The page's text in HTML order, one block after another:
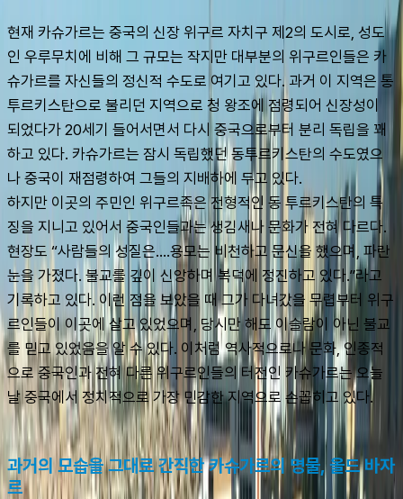
현재 카슈가르는 중국의 신장 위구르 자치구 제2의 도시로, 성도
인 우루무치에 비해 그 규모는 작지만 대부분의 위구르인들은 카
슈가르를 자신들의 정신적 수도로 여기고 있다. 과거 이 지역은 통
투르키스탄으로 불리던 지역으로 청 왕조에 점령되어 신장성이
되었다가 20세기 들어서면서 다시 중국으로부터 분리 독립을 꽤
하고 있다. 카슈가르는 잠시 독립했던 동투르키스탄의 수도였으
나 중국이 재점령하여 그들의 지배하에 두고 있다.
하지만 이곳의 주민인 위구르족은 전형적인 동 투르키스탄의 특
징을 지니고 있어서 중국인들과는 생김새나 문화가 전혀 다르다.
현장도 “사람들의 성질은....용모는 비천하고 문신을 했으며, 파란
눈을 가졌다. 불교를 깊이 신앙하며 복덕에 정진하고 있다.”라고
기록하고 있다. 이런 점을 보았을 때 그가 다녀갔을 무렵부터 위구
르인들이 이곳에 살고 있었으며, 당시만 해도 이슬람이 아닌 불교
를 믿고 있었음을 알 수 있다. 이처럼 역사적으로나 문화, 인종적
으로 중국인과 전혀 다른 위구르인들의 터전인 카슈가르는 오늘
날 중국에서 정치적으로 가장 민감한 지역으로 손꼽히고 있다.
과거의 모습을 그대로 간직한 카슈가르의 명물, 올드 바자
르